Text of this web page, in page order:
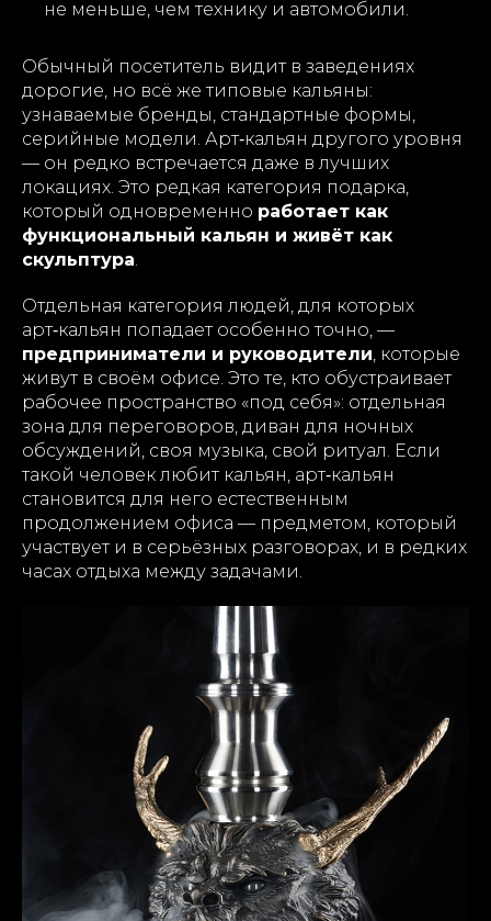
не меньше, чем технику и автомобили.
Обычный посетитель видит в заведениях
дорогие, но всё же типовые кальяны:
узнаваемые бренды, стандартные формы,
серийные модели. Арт‑кальян другого уровня
— он редко встречается даже в лучших
локациях. Это редкая категория подарка,
который одновременно работает как
функциональный кальян и живёт как
скульптура
Отдельная категория людей, для которых
арт‑кальян попадает особенно точно, —
предприниматели и руководители , которые
живут в своём офисе. Это те, кто обустраивает
рабочее пространство «под себя»: отдельная
зона для переговоров, диван для ночных
обсуждений, своя музыка, свой ритуал. Если
такой человек любит кальян, арт‑кальян
становится для него естественным
продолжением офиса — предметом, который
участвует и в серьёзных разговорах, и в редких
часах отдыха между задачами.